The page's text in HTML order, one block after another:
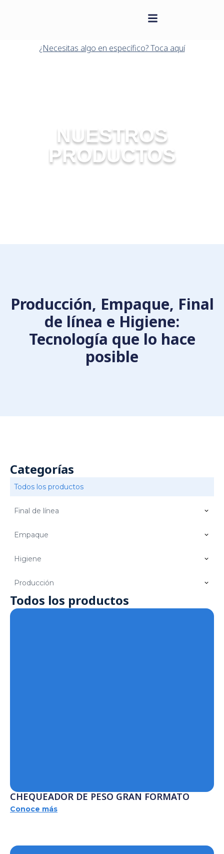
¿Necesitas algo en específico? Toca aquí
NUESTROS
PRODUCTOS
Producción, Empaque, Final
de línea e Higiene:
Tecnología que lo hace
posible
Categorías
Final de línea
Empaque
Higiene
Producción
Todos los productos
Todos los productos
CHEQUEADOR DE PESO GRAN FORMATO
Conoce más